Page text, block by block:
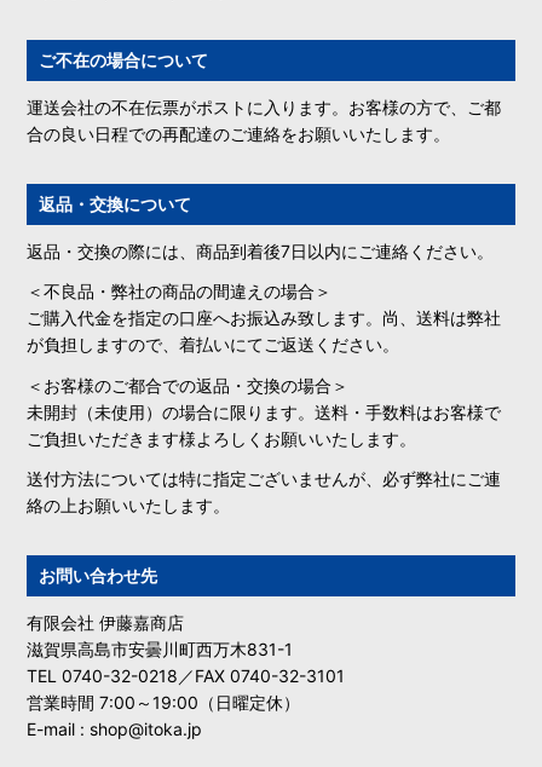
ご不在の場合について
運送会社の不在伝票がポストに入ります。お客様の方で、ご都
合の良い日程での再配達のご連絡をお願いいたします。
返品・交換について
返品・交換の際には、商品到着後7日以内にご連絡ください。
＜不良品・弊社の商品の間違えの場合＞
ご購入代金を指定の口座へお振込み致します。尚、送料は弊社
が負担しますので、着払いにてご返送ください。
＜お客様のご都合での返品・交換の場合＞
未開封（未使用）の場合に限ります。送料・手数料はお客様で
ご負担いただきます様よろしくお願いいたします。
送付方法については特に指定ございませんが、必ず弊社にご連
絡の上お願いいたします。
お問い合わせ先
有限会社 伊藤嘉商店
滋賀県高島市安曇川町西万木831-1
TEL 0740-32-0218／FAX 0740-32-3101
営業時間 7:00～19:00（日曜定休）
E-mail : shop@itoka.jp